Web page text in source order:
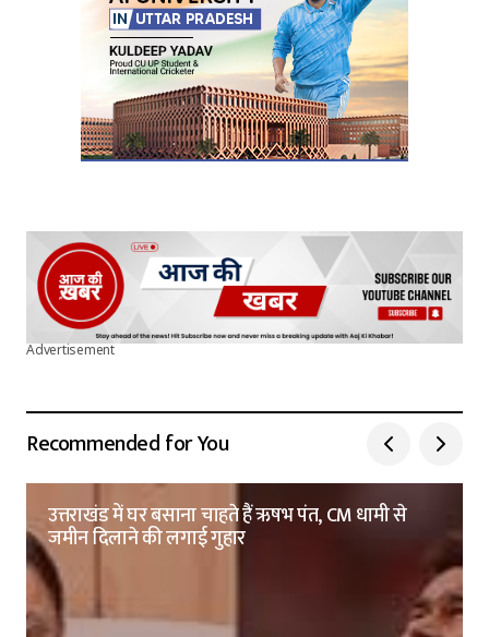
Submit Comment
Advertisement
Recommended for You
उत्तराखंड में घर बसाना चाहते हैं ऋषभ पंत, CM धामी से
जमीन दिलाने की लगाई गुहार